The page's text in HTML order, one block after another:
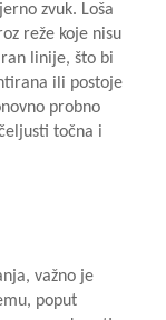
zvuk. Loša
reže koje nisu
linije, što bi
ili postoje
probno
točna i
važno je
poput